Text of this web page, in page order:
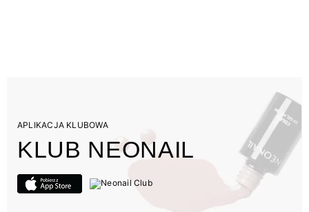
APLIKACJA KLUBOWA
KLUB NEONAIL